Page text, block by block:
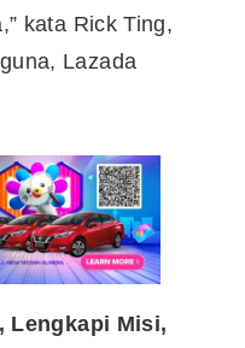
kata Rick Ting,
Lazada
Lengkapi Misi,